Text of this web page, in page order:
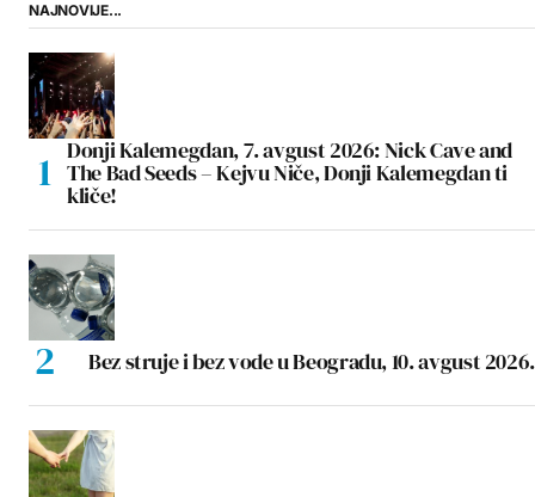
NAJNOVIJE...
Donji Kalemegdan, 7. avgust 2026: Nick Cave and
The Bad Seeds – Kejvu Niče, Donji Kalemegdan ti
kliče!
Bez struje i bez vode u Beogradu, 10. avgust 2026.